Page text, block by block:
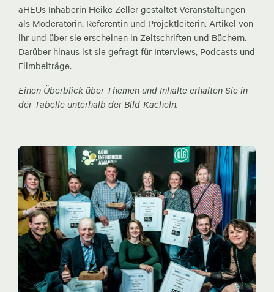
aHEUs Inhaberin Heike Zeller gestaltet Veranstaltungen
als Moderatorin, Referentin und Projektleiterin. Artikel von
ihr und über sie erscheinen in Zeitschriften und Büchern.
Darüber hinaus ist sie gefragt für Interviews, Podcasts und
Filmbeiträge.
Einen Überblick über Themen und Inhalte erhalten Sie in
der Tabelle unterhalb der Bild-Kacheln.